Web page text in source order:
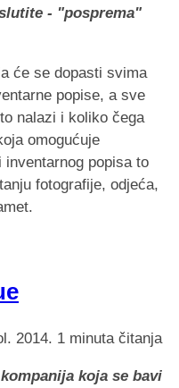
- "posprema"
će se dopasti svima
popise, a sve
nalazi i koliko čega
omogućuje
popisa to
fotografije, odjeća,
2014. 1 minuta čitanja